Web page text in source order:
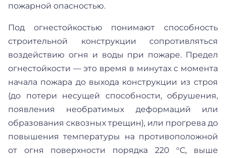
пожарной опасностью.
Под огнестойкостью понимают способность
строительной конструкции сопротивляться
воздействию огня и воды при пожаре. Предел
огнестойкости — это время в минутах с момента
начала пожара до выхода конструкции из строя
(до потери несущей способности, обрушения,
появления необратимых деформаций или
образования сквозных трещин), или прогрева до
повышения температуры на противоположной
от огня поверхности порядка 220 °С, выше